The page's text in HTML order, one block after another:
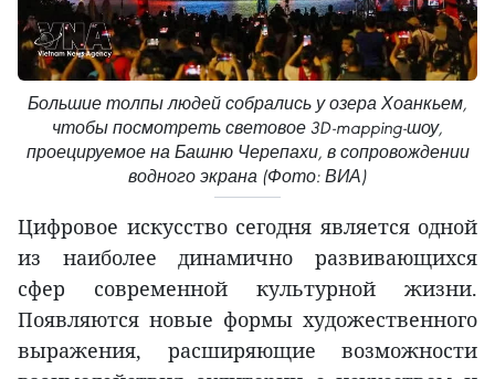
Большие толпы людей собрались у озера Хоанкьем,
чтобы посмотреть световое 3D-mapping-шоу,
проецируемое на Башню Черепахи, в сопровождении
водного экрана (Фото: ВИА)
Цифровое искусство сегодня является одной
из наиболее динамично развивающихся
сфер современной культурной жизни.
Появляются новые формы художественного
выражения, расширяющие возможности